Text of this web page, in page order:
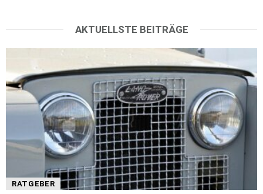
AKTUELLSTE BEITRÄGE
RATGEBER